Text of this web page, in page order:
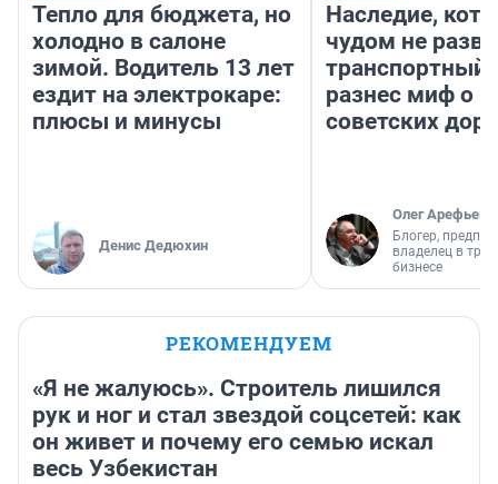
Тепло для бюджета, но
холодно в салоне
зимой. Водитель 13 лет
ездит на электрокаре:
плюсы и минусы
Денис Дедюхин
Наследие,
чудом не
транспортный
разнес миф о
советских
Олег Арефьев
Блогер,
владелец в
бизнесе
РЕКОМЕНДУЕМ
«Я не жалуюсь». Строитель лишился
рук и ног и стал звездой соцсетей: как
он живет и почему его семью искал
весь Узбекистан